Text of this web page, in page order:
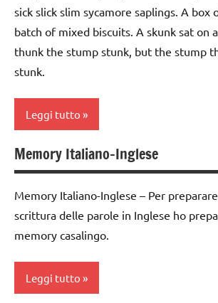
ARTICOLI
DOWNLOAD
COSMICA
MONTESSORI
materiale
didattico
materiale
STORIA
sick slick slim sycamore saplings. A box
batch of mixed biscuits. A skunk sat on
thunk the stump stunk, but the stump
stunk.
Leggi tutto
classe
1a
classe
2a
3a
classe
Memory Italiano-Inglese
Memory Italiano-Inglese – Per
scrittura delle parole in Inglese ho
memory casalingo.
Leggi tutto